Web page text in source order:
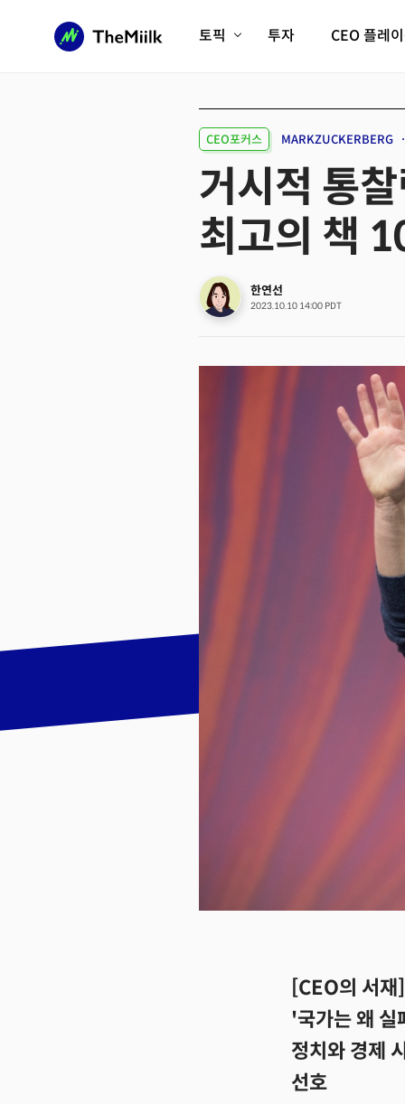
토픽
피지컬AI/로봇
AX비즈니스혁명 미래 교육/직업
전체 기사 보기
투자 CEO 플레
CEO포커스 MARKZUCKERBERG
거시적 통
최고의 책
한연선
2023.10.10 14:00 PDT
[CEO의 서
'국가는 왜
정치와 경제
선호